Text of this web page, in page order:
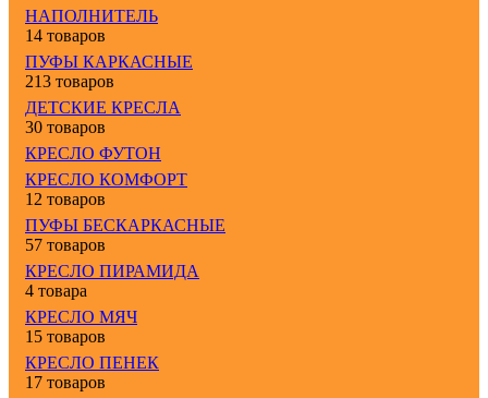
НАПОЛНИТЕЛЬ
14 товаров
ПУФЫ КАРКАСНЫЕ
213 товаров
ДЕТСКИЕ КРЕСЛА
30 товаров
КРЕСЛО ФУТОН
КРЕСЛО КОМФОРТ
12 товаров
ПУФЫ БЕСКАРКАСНЫЕ
57 товаров
КРЕСЛО ПИРАМИДА
4 товара
КРЕСЛО МЯЧ
15 товаров
КРЕСЛО ПЕНЕК
17 товаров